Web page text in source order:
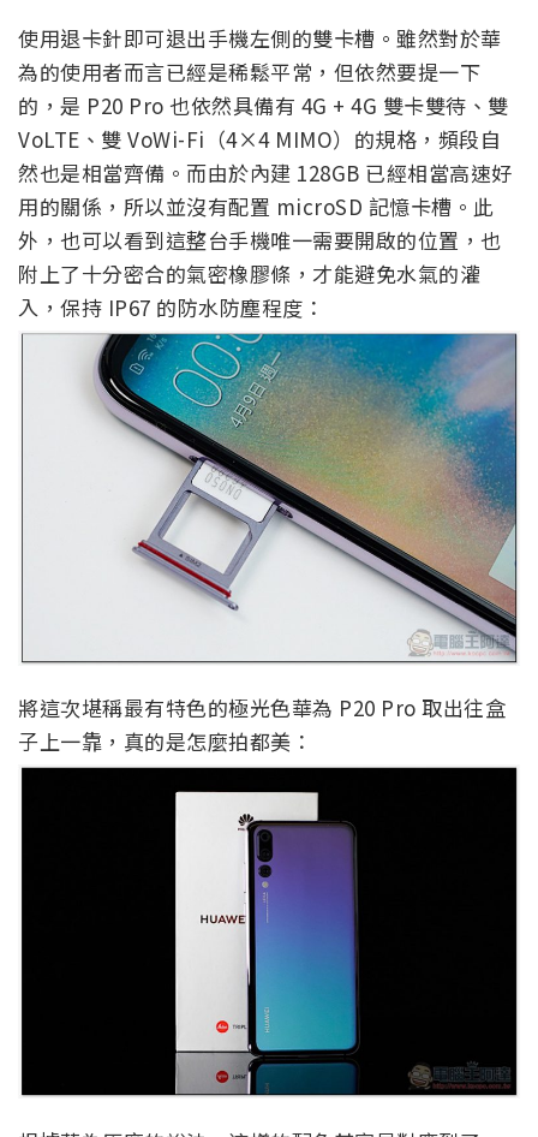
使用退卡針即可退出手機左側的雙卡槽。雖然對於華
為的使用者而言已經是稀鬆平常，但依然要提一下
的，是 P20 Pro 也依然具備有 4G + 4G 雙卡雙待、雙
VoLTE、雙 VoWi-Fi（4×4 MIMO）的規格，頻段自
然也是相當齊備。而由於內建 128GB 已經相當高速好
用的關係，所以並沒有配置 microSD 記憶卡槽。此
外，也可以看到這整台手機唯一需要開啟的位置，也
附上了十分密合的氣密橡膠條，才能避免水氣的灌
入，保持 IP67 的防水防塵程度：
將這次堪稱最有特色的極光色華為 P20 Pro 取出往盒
子上一靠，真的是怎麼拍都美：